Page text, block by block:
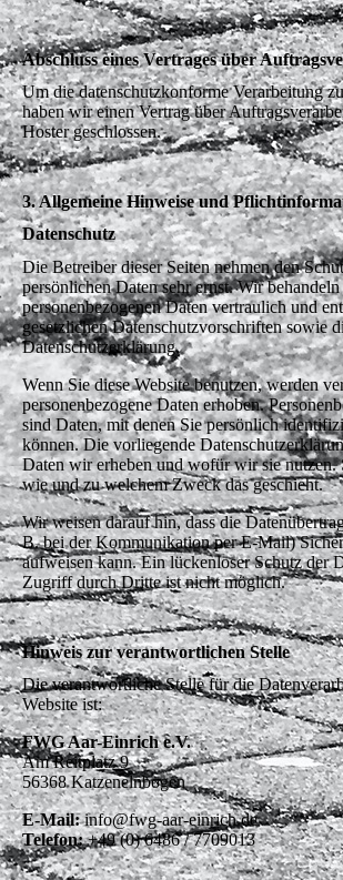
Abschluss eines Vertrages über
Um die datenschutzkonforme Verarbeitung
haben wir einen Vertrag über
Hoster geschlossen.
3. Allgemeine Hinweise und
Datenschutz
Die Betreiber dieser Seiten nehmen den
persönlichen Daten sehr ernst. Wir
personenbezogenen Daten vertraulich und
gesetzlichen Datenschutzvorschriften sowie
Datenschutzerklärung.
Wenn Sie diese Website benutzen, werden
personenbezogene Daten erhoben.
sind Daten, mit denen Sie persönlich
können. Die vorliegende
Daten wir erheben und wofür wir sie nutzen.
wie und zu welchem Zweck das geschieht.
Wir weisen darauf hin, dass die
B. bei der Kommunikation per E-Mail)
aufweisen kann. Ein lückenloser Schutz der
Zugriff durch Dritte ist nicht möglich.
Hinweis zur verantwortlichen Stelle
Die verantwortliche Stelle für die
Website ist:
FWG Aar-Einrich e.V.
Am Reitplatz 9
56368 Katzenelnbogen
E-Mail:info@fwg-aar-einrich.de
Telefon:+49 (0) 6486 / 7709013